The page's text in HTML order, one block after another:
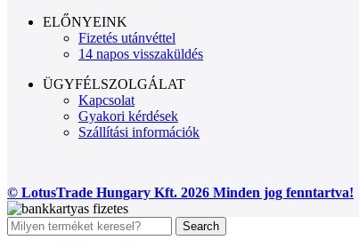
ELŐNYEINK
Fizetés utánvéttel
14 napos visszaküldés
ÜGYFÉLSZOLGÁLAT
Kapcsolat
Gyakori kérdések
Szállítási információk
© LotusTrade Hungary Kft. 2026 Minden jog fenntartva!
Search